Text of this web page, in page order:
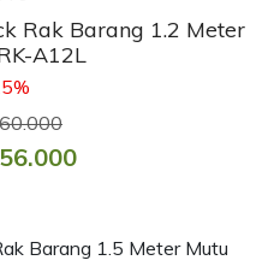
Rak Barang 1.2 Meter
A12L